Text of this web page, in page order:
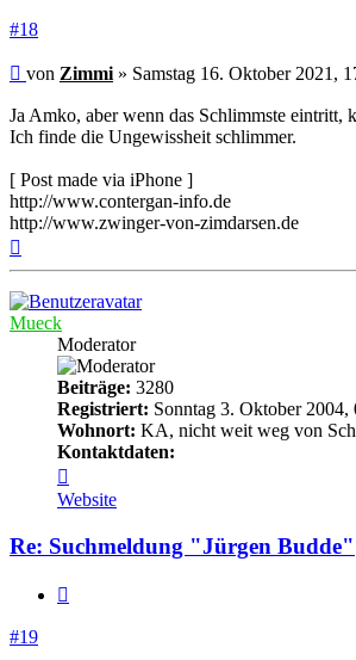
#18
Beitrag
von Zimmi » Samstag 16. Oktober 2021,
Ja Amko, aber wenn das Schlimmste eintritt,
Ich finde die Ungewissheit schlimmer.
[ Post made via iPhone ]
http://www.contergan-info.de
http://www.zwinger-von-zimdarsen.de
Mueck
Moderator
Beiträge: 3280
Registriert: Sonntag 3. Oktober 2004,
Wohnort: KA, nicht weit weg von
Kontaktdaten:
von
Mueck
Website
Re: Suchmeldung "Jürgen Budde"
#19